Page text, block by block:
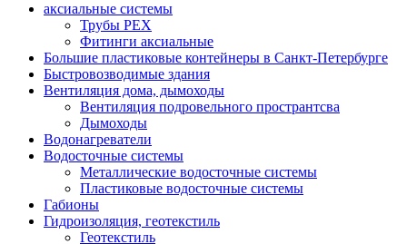
аксиальные системы
Трубы PEX
Фитинги аксиальные
Большие пластиковые контейнеры в Санкт-Петербурге
Быстровозводимые здания
Вентиляция дома, дымоходы
Вентиляция подровельного пространтсва
Дымоходы
Водонагреватели
Водосточные системы
Металлические водосточные системы
Пластиковые водосточные системы
Габионы
Гидроизоляция, геотекстиль
Геотекстиль